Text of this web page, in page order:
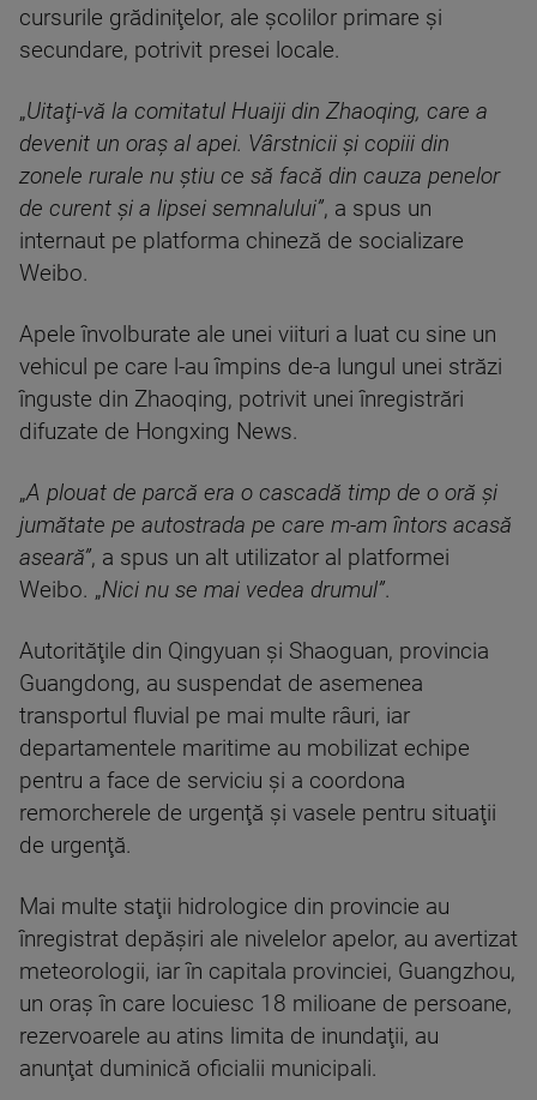
cursurile grădiniţelor, ale şcolilor primare şi
secundare, potrivit presei locale.
„Uitaţi-vă la comitatul Huaiji din Zhaoqing, care a
devenit un oraş al apei. Vârstnicii şi copiii din
zonele rurale nu ştiu ce să facă din cauza penelor
de curent şi a lipsei semnalului”, a spus un
internaut pe platforma chineză de socializare
Weibo.
Apele învolburate ale unei viituri a luat cu sine un
vehicul pe care l-au împins de-a lungul unei străzi
înguste din Zhaoqing, potrivit unei înregistrări
difuzate de Hongxing News.
„A plouat de parcă era o cascadă timp de o oră şi
jumătate pe autostrada pe care m-am întors acasă
aseară”, a spus un alt utilizator al platformei
Weibo. „Nici nu se mai vedea drumul”.
Autorităţile din Qingyuan şi Shaoguan, provincia
Guangdong, au suspendat de asemenea
transportul fluvial pe mai multe râuri, iar
departamentele maritime au mobilizat echipe
pentru a face de serviciu şi a coordona
remorcherele de urgenţă şi vasele pentru situaţii
de urgenţă.
Mai multe staţii hidrologice din provincie au
înregistrat depăşiri ale nivelelor apelor, au avertizat
meteorologii, iar în capitala provinciei, Guangzhou,
un oraş în care locuiesc 18 milioane de persoane,
rezervoarele au atins limita de inundaţii, au
anunţat duminică oficialii municipali.